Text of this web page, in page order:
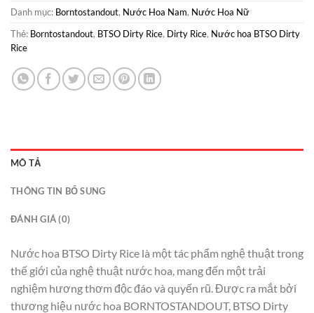
Danh mục: Borntostandout, Nước Hoa Nam, Nước Hoa Nữ
Thẻ: Borntostandout, BTSO Dirty Rice, Dirty Rice, Nước hoa BTSO Dirty
Rice
MÔ TẢ
THÔNG TIN BỔ SUNG
ĐÁNH GIÁ (0)
Nước hoa BTSO Dirty Rice là một tác phẩm nghệ thuật trong
thế giới của nghệ thuật nước hoa, mang đến một trải
nghiệm hương thơm độc đáo và quyến rũ. Được ra mắt bởi
thương hiệu nước hoa BORNTOSTANDOUT, BTSO Dirty